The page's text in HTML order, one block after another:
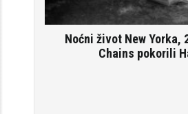
Noćni život New Yorka,
Chains pokorili